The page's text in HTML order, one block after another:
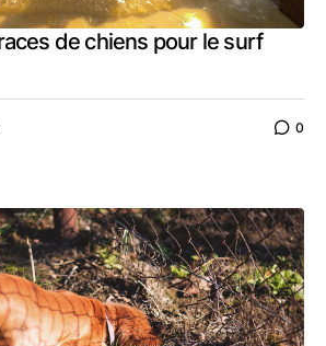
de chiens pour le surf
0